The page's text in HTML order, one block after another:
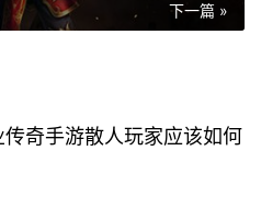
下一篇 »
传奇手游散人玩家应该如何